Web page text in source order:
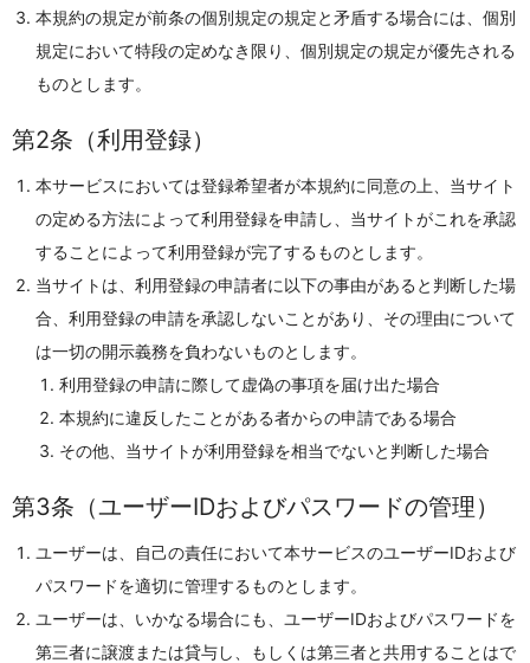
本規約の規定が前条の個別規定の規定と矛盾する場合には、個別
規定において特段の定めなき限り、個別規定の規定が優先される
ものとします。
第2条（利用登録）
本サービスにおいては登録希望者が本規約に同意の上、当サイト
の定める方法によって利用登録を申請し、当サイトがこれを承認
することによって利用登録が完了するものとします。
当サイトは、利用登録の申請者に以下の事由があると判断した場
合、利用登録の申請を承認しないことがあり、その理由について
は一切の開示義務を負わないものとします。
利用登録の申請に際して虚偽の事項を届け出た場合
本規約に違反したことがある者からの申請である場合
その他、当サイトが利用登録を相当でないと判断した場合
第3条（ユーザーIDおよびパスワードの管理）
ユーザーは、自己の責任において本サービスのユーザーIDおよび
パスワードを適切に管理するものとします。
ユーザーは、いかなる場合にも、ユーザーIDおよびパスワードを
第三者に譲渡または貸与し、もしくは第三者と共用することはで